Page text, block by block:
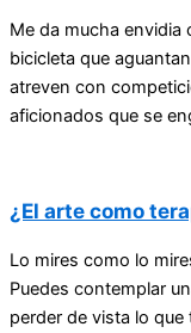
Me da mucha envidia
bicicleta que
atreven con
aficionados que se
¿El arte como
Lo mires como lo
Puedes contemplar
perder de vista lo que